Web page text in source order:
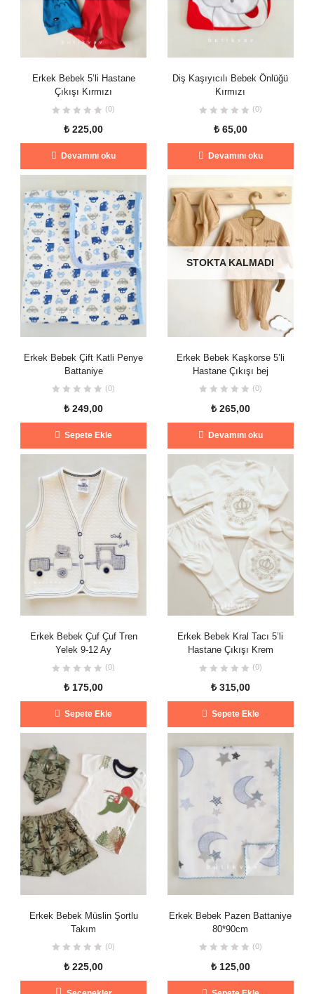
Erkek Bebek 5’li Hastane
Çıkışı Kırmızı
(0)
₺ 225,00
Devamını oku
Diş Kaşıyıcılı Bebek Önlüğü
Kırmızı
(0)
₺65,00
Devamını oku
Erkek Bebek Çift Katli Penye
Battaniye
(0)
₺ 249,00
Sepete Ekle
STOKTA KALMADI
Erkek Bebek Kaşkorse 5’li
Hastane Çıkışı bej
(0)
₺265,00
Devamını oku
Erkek Bebek Çuf Çuf Tren
Yelek 9-12 Ay
(0)
₺ 175,00
Sepete Ekle
Erkek Bebek Kral Tacı 5’li
Hastane Çıkışı Krem
(0)
₺315,00
Sepete Ekle
Erkek Bebek Müslin Şortlu
Takım
(0)
₺ 225,00
Erkek Bebek Pazen Battaniye
80*90cm
(0)
₺125,00